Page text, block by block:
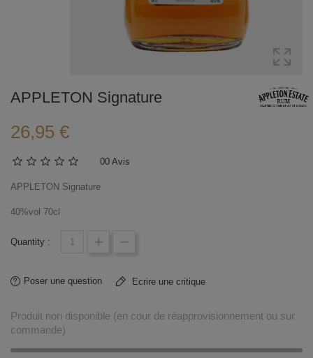
APPLETON Signature
26,95 €
00 Avis
APPLETON Signature
40%vol 70cl
Quantity :
Poser une question Ecrire une critique
Produit non disponible (en cour de réapprovisionnement ou sur
commande)